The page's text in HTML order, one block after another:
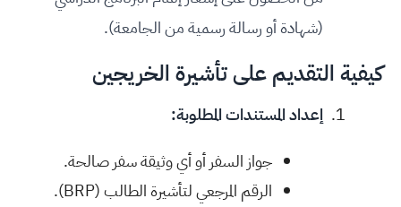
(شهادة أو رسالة رسمية من الجامعة).
كيفية التقديم على تأشيرة الخريجين
إعداد المستندات المطلوبة:
جواز السفر أو أي وثيقة سفر صالحة.
الرقم المرجعي لتأشيرة الطالب (BRP).